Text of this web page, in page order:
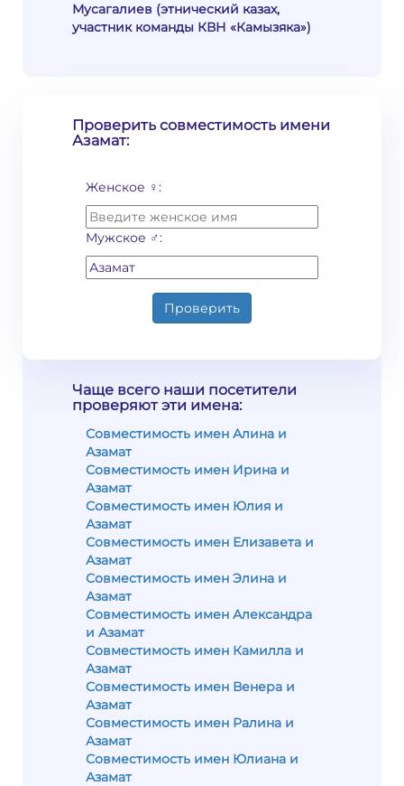
Мусагалиев (этнический казах,
участник команды КВН «Камызяка»)
Проверить совместимость имени
Азамат:
Женское ♀:
Мужское ♂:
Проверить
Чаще всего наши посетители
проверяют эти имена:
Совместимость имен Алина и
Азамат
Совместимость имен Ирина и
Азамат
Совместимость имен Юлия и
Азамат
Совместимость имен Елизавета и
Азамат
Совместимость имен Элина и
Азамат
Совместимость имен Александра
и Азамат
Совместимость имен Камилла и
Азамат
Совместимость имен Венера и
Азамат
Совместимость имен Ралина и
Азамат
Совместимость имен Юлиана и
Азамат